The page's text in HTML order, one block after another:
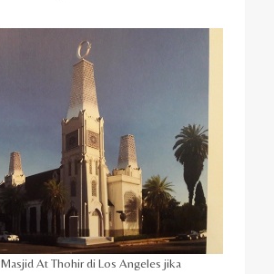
At Thohir di Los Angeles jika